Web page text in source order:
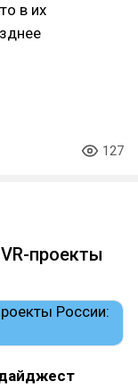
в их
127
проекты